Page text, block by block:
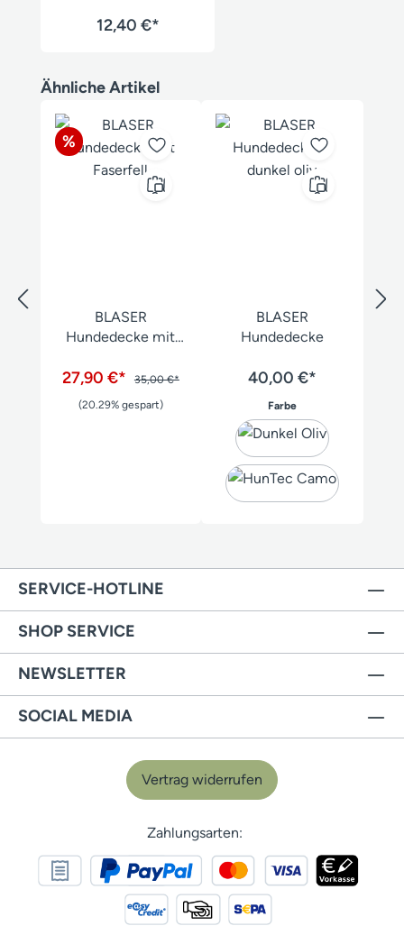
12,40 €*
Produktgalerie überspringen
Ähnliche Artikel
Rabatt
%
BLASER
Hundedecke mit
27,90 €*
35,00 €*
(20.29% gespart)
BLASER
Hundedecke
40,00 €*
Farbeauswählen
SERVICE-HOTLINE
SHOP SERVICE
NEWSLETTER
SOCIAL MEDIA
Vertrag widerrufen
Zahlungsarten: